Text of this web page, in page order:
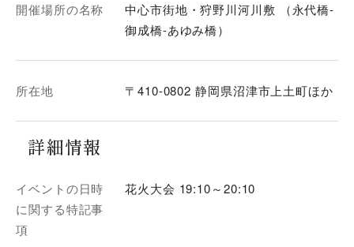
開催場所の名称
中心市街地・狩野川河川敷 （永代橋-
御成橋-あゆみ橋）
所在地 〒410-0802 静岡県沼津市上土町ほか
詳細情報
イベントの日時
に関する特記事
項
花火大会 19:10～20:10